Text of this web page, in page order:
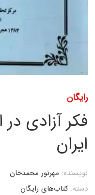
رایگان
فکر آزادی
ایران
نویسنده: مهرنور محمدخان
دسته: کتاب‌های رایگان